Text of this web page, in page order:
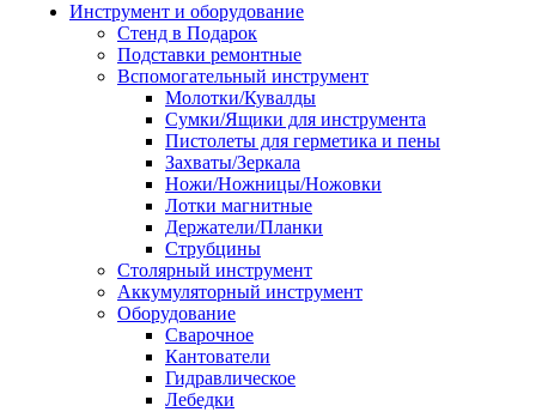
Инструмент и оборудование
Стенд в Подарок
Подставки ремонтные
Вспомогательный инструмент
Молотки/Кувалды
Сумки/Ящики для инструмента
Пистолеты для герметика и пены
Захваты/Зеркала
Ножи/Ножницы/Ножовки
Лотки магнитные
Держатели/Планки
Струбцины
Столярный инструмент
Аккумуляторный инструмент
Оборудование
Сварочное
Кантователи
Гидравлическое
Лебедки